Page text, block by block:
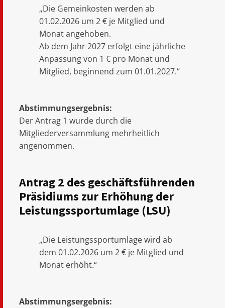
„Die Gemeinkosten werden ab
01.02.2026 um 2 € je Mitglied und
Monat angehoben.
Ab dem Jahr 2027 erfolgt eine jährliche
Anpassung von 1 € pro Monat und
Mitglied, beginnend zum 01.01.2027.“
Abstimmungsergebnis:
Der Antrag 1 wurde durch die
Mitgliederversammlung mehrheitlich
angenommen.
Antrag 2 des geschäftsführenden
Präsidiums zur Erhöhung der
Leistungssportumlage (LSU)
„Die Leistungssportumlage wird ab
dem 01.02.2026 um 2 € je Mitglied und
Monat erhöht.“
Abstimmungsergebnis: